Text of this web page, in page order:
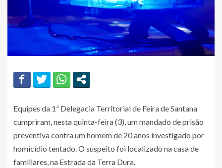
Equipes da 1ª Delegacia Territorial de Feira de Santana
cumpriram, nesta quinta-feira (3), um mandado de prisão
preventiva contra um homem de 20 anos investigado por
homicídio tentado. O suspeito foi localizado na casa de
familiares, na Estrada da Terra Dura.